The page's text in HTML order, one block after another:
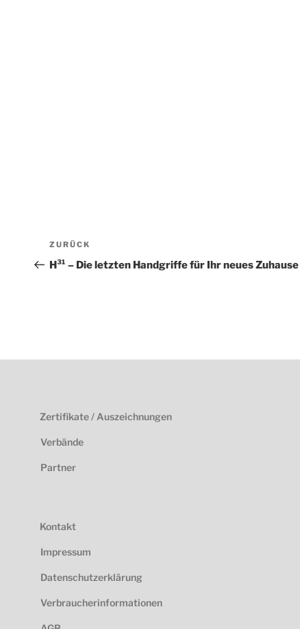
Beitragsnavigation
Vorheriger
Beitrag
ZURÜCK
H³¹ – Die letzten Handgriffe für Ihr neues Zuhause
Zertifikate / Auszeichnungen
Verbände
Partner
Kontakt
Impressum
Datenschutzerklärung
Verbraucherinformationen